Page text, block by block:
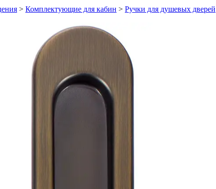
> Комплектующие для кабин > Ручки для душевых дверей